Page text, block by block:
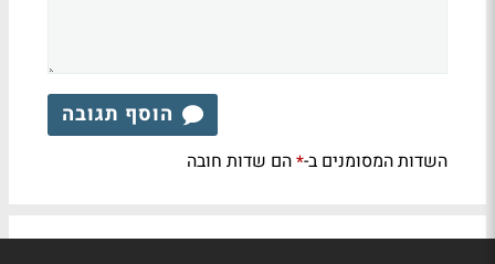
הוסף תגובה
השדות המסומנים ב-*הם שדות חובה